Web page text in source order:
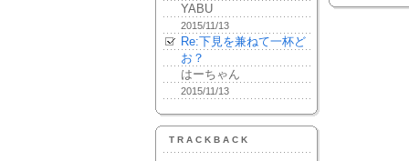
YABU
2015/11/13
Re:下見を兼ねて一杯ど
お？
はーちゃん
2015/11/13
TRACKBACK